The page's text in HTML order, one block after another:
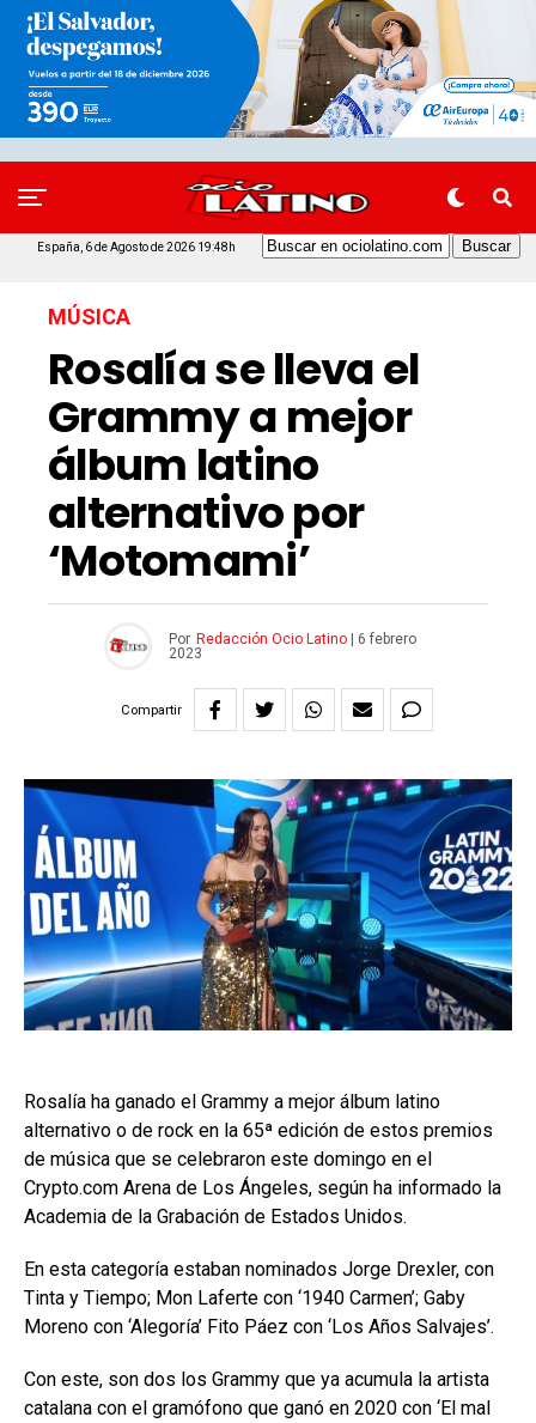
España, 6 de Agosto de 2026 19:48h
MÚSICA
Rosalía se lleva el
Grammy a mejor
álbum latino
alternativo por
‘Motomami’
Por Redacción Ocio Latino
6 febrero
2023
Compartir
Rosalía ha ganado el Grammy a mejor álbum latino
alternativo o de rock en la 65ª edición de estos premios
de música que se celebraron este domingo en el
Crypto.com Arena de Los Ángeles, según ha informado la
Academia de la Grabación de Estados Unidos.
En esta categoría estaban nominados Jorge Drexler, con
Tinta y Tiempo; Mon Laferte con ‘1940 Carmen’; Gaby
Moreno con ‘Alegoría’ Fito Páez con ‘Los Años Salvajes’.
Con este, son dos los Grammy que ya acumula la artista
catalana con el gramófono que ganó en 2020 con ‘El mal